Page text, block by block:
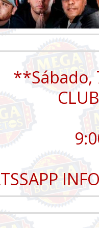
**Sábado,